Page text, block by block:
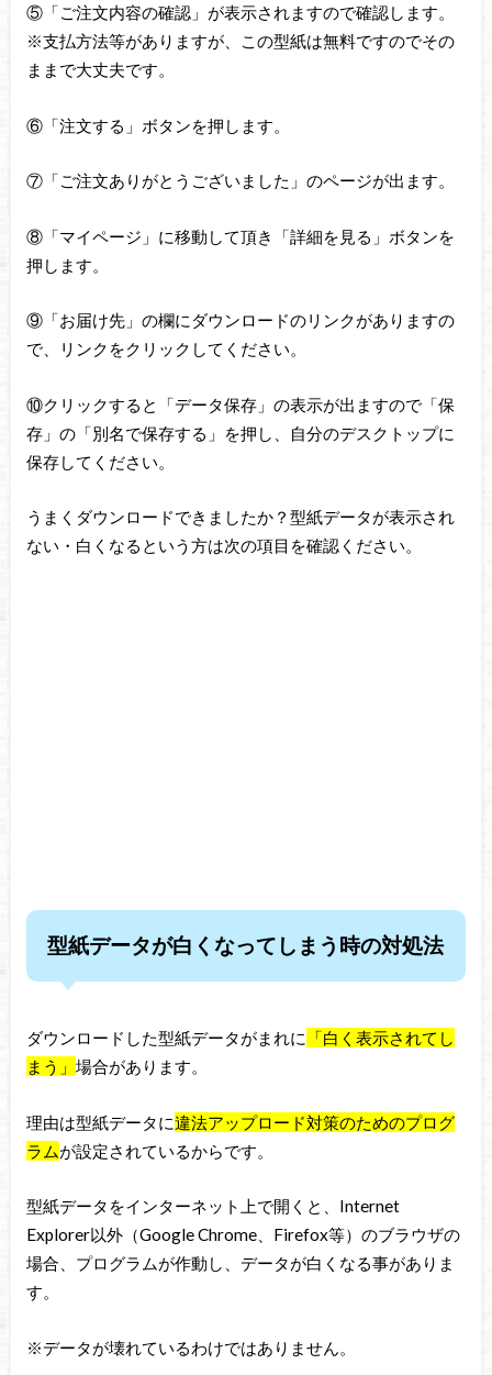
⑤「ご注文内容の確認」が表示されますので確認します。
※支払方法等がありますが、この型紙は無料ですのでその
ままで大丈夫です。
⑥「注文する」ボタンを押します。
⑦「ご注文ありがとうございました」のページが出ます。
⑧「マイページ」に移動して頂き「詳細を見る」ボタンを
押します。
⑨「お届け先」の欄にダウンロードのリンクがありますの
で、リンクをクリックしてください。
⑩クリックすると「データ保存」の表示が出ますので「保
存」の「別名で保存する」を押し、自分のデスクトップに
保存してください。
うまくダウンロードできましたか？型紙データが表示され
ない・白くなるという方は次の項目を確認ください。
型紙データが白くなってしまう時の対処法
ダウンロードした型紙データがまれに 「白く表示されてし
まう」 場合があります。
理由は型紙データに違法アップロード対策のためのプログ
ラムが設定されているからです。
型紙データをインターネット上で開くと、Internet
Explorer以外（Google Chrome、Firefox等）のブラウザの
場合、プログラムが作動し、データが白くなる事がありま
す。
※データが壊れているわけではありません。